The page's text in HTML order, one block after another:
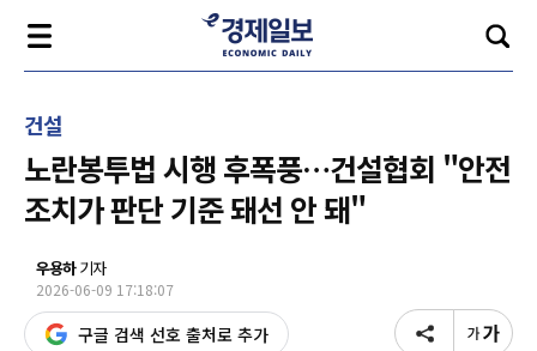
건설
노란봉투법 시행 후폭풍…건설협회 "안전
조치가 판단 기준 돼선 안 돼"
우용하기자
2026-06-09 17:18:07
구글 검색 선호 출처로 추가